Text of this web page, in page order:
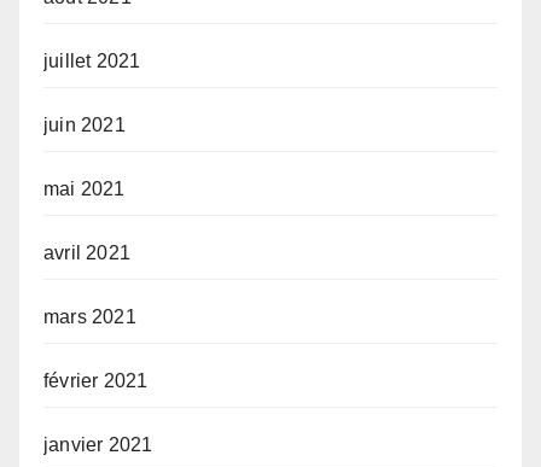
juillet 2021
juin 2021
mai 2021
avril 2021
mars 2021
février 2021
janvier 2021